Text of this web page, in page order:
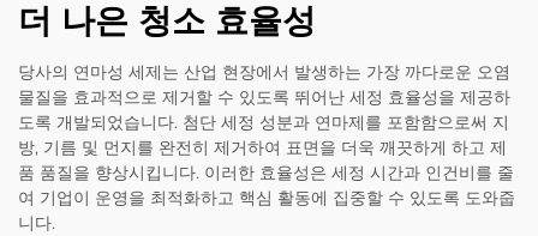
더 나은 청소 효율성
당사의 연마성 세제는 산업 현장에서 발생하는 가장 까다로운 오염
물질을 효과적으로 제거할 수 있도록 뛰어난 세정 효율성을 제공하
도록 개발되었습니다. 첨단 세정 성분과 연마제를 포함함으로써 지
방, 기름 및 먼지를 완전히 제거하여 표면을 더욱 깨끗하게 하고 제
품 품질을 향상시킵니다. 이러한 효율성은 세정 시간과 인건비를 줄
여 기업이 운영을 최적화하고 핵심 활동에 집중할 수 있도록 도와줍
니다.